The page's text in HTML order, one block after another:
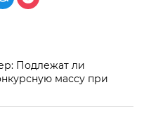
Подлежат ли
массу при